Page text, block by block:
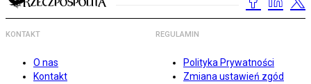
KONTAKT
O nas
Kontakt
REGULAMIN
Polityka Prywatności
Zmiana ustawień zgód